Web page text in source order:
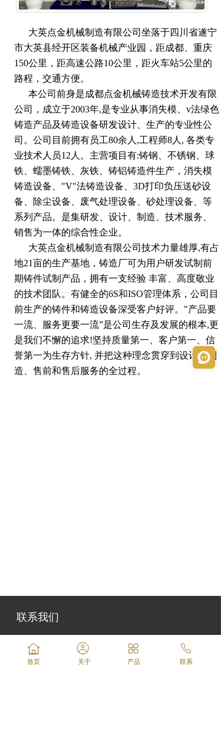
首页 关于 产品 联系
市大英县经开区装备机械产业园，距成都、重庆
150公里，距高速公路10公里，距火车站5公里的
路程，交通方便。
公司，成立于2003年,是专业从事消失模、v法绿色
铸造产品及铸造设备研发设计、生产的专业性公
司。公司目前拥有员工80余人,工程师8人, 各类专
业技术人员12人。主营项目有:铸钢、不锈钢、球
铁、蠕墨铸铁、灰铁、铸铝铸造件生产，消失模
铸造设备、"V"法铸造设备、3D打印负压送砂设
备、除尘设备、废气处理设备、砂处理设备、等
系列产品。是集研发、设计、制造、技术服务、
销售为一体的综合性企业。
地21亩的生产基地，铸造厂可为用户研发试制前
期铸件试制产品，拥有一支经验 丰富、高度敬业
的技术团队。有健全的6S和ISO管理体系，公司目
前生产的铸件和铸造设备深受客户好评。"产品要
一流、服务更要一流”是公司生存及发展的根本,更
是我们不懈的追求!坚持质量第一、客户第一、信
誉第一为生存方针, 并把这种理念贯穿到设计、制
造、售前和售后服务的全过程。
联系我们
联系人： 罗嘉慧
手机号：
18116743587